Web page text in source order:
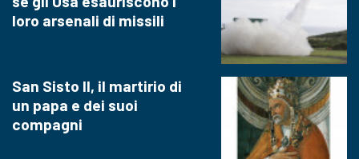
loro arsenali di missili
San Sisto II, il martirio di
un papa e dei suoi
compagni